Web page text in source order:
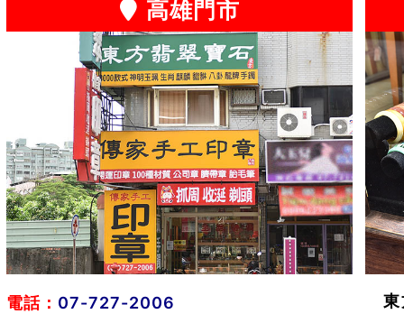
高雄門市
電話： 07-727-2006